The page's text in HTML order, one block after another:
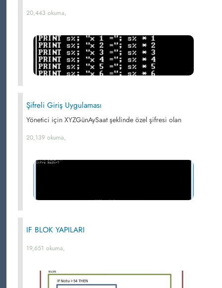
20,443 okuma,
Şifreli Giriş Uygulaması
Yönetici için XYZGünAySaat şeklinde özel şifresi olan
20,139 okuma,
IF BLOK YAPILARI
19,651 okuma,